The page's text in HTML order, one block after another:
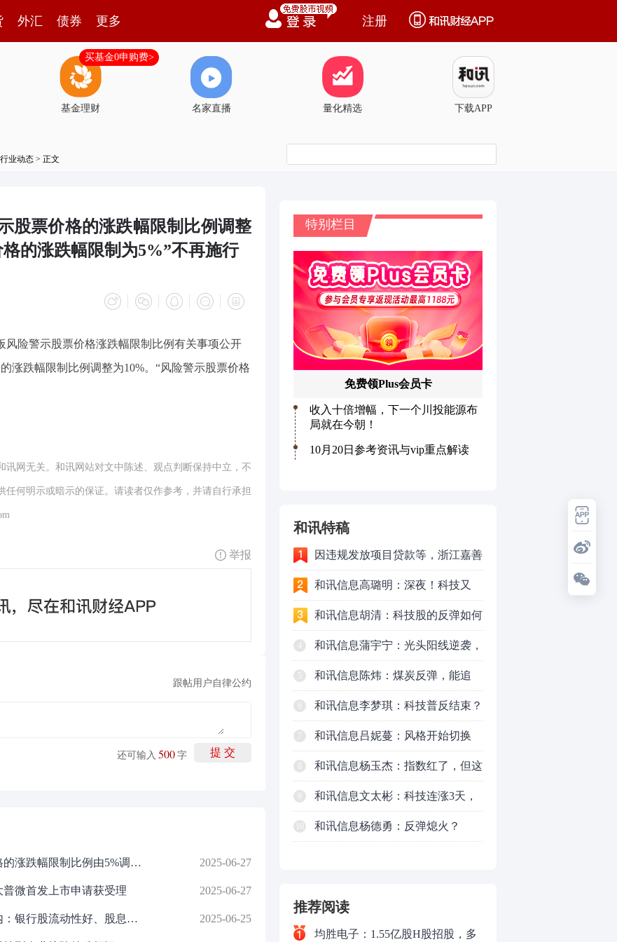
外汇 债券 更多 注册
基金理财
买基金0申购费>
名家直播 量化精选 下载APP
业动态 > 正文
股票价格的涨跌幅限制比例调整
的涨跌幅限制为5%”不再施行
险警示股票价格涨跌幅限制比例有关事项公开
涨跌幅限制比例调整为10%。“风险警示股票价格
讯网无关。和讯网站对文中陈述、观点判断保持中立，不
何明示或暗示的保证。请读者仅作参考，并请自行承担
举报
跟帖用户自律公约
提 交
还可输入 500 字
深交所：拟将主板风险警示股票价格的涨跌幅限制比例由5%调整为10%，调整后与主板其他股票保持一致 2025-06-27
微首发上市申请获受理 2025-06-27
平安人寿年内三度举牌招行H股 业内：银行股流动性好、股息率高、分红稳定且有升值空间 2025-06-25
和讯特稿
因违规发放项目贷款等，浙江嘉善
农村商业银行股份有限公司被罚款
230万元
和讯信息高璐明：深夜！科技又
跌！今天会跌吗？
和讯信息胡清：科技股的反弹如何
对待？
和讯信息蒲宇宁：光头阳线逆袭，
新主线已浮现？周五大盘怎么走？
5 和讯信息陈炜：煤炭反弹，能追
吗？八月主线看哪？
和讯信息李梦琪：科技普反结束？
7 和讯信息吕妮蔓：风格开始切换
了，周五干万注意
和讯信息杨玉杰：指数红了，但这
个信号警惕！
和讯信息文太彬：科技连涨3天，
明天会迎来分化？
和讯信息杨德勇：反弹熄火？
推荐阅读
均胜电子：1.55亿股H股招股，多